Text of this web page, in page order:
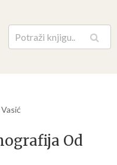
Pretraga
Od